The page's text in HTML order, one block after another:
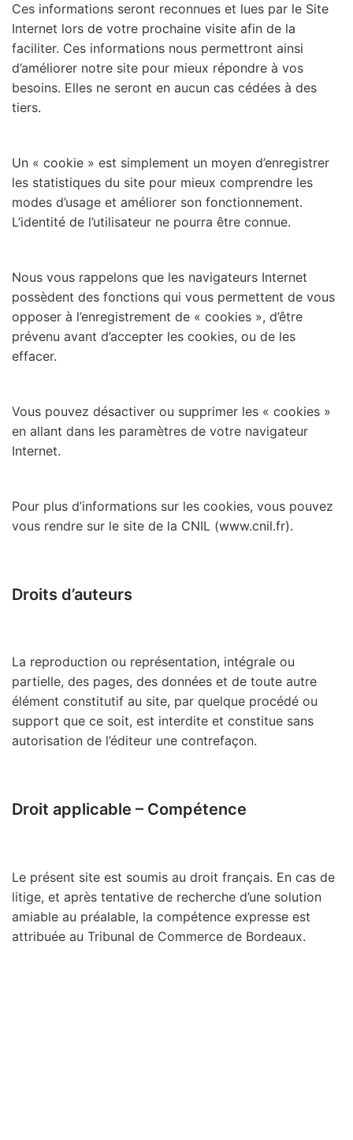
Ces informations seront reconnues et lues par le Site
Internet lors de votre prochaine visite afin de la
faciliter. Ces informations nous permettront ainsi
d’améliorer notre site pour mieux répondre à vos
besoins. Elles ne seront en aucun cas cédées à des
tiers.
Un « cookie » est simplement un moyen d’enregistrer
les statistiques du site pour mieux comprendre les
modes d’usage et améliorer son fonctionnement.
L’identité de l’utilisateur ne pourra être connue.
Nous vous rappelons que les navigateurs Internet
possèdent des fonctions qui vous permettent de vous
opposer à l’enregistrement de « cookies », d’être
prévenu avant d’accepter les cookies, ou de les
effacer.
Vous pouvez désactiver ou supprimer les « cookies »
en allant dans les paramètres de votre navigateur
Internet.
Pour plus d’informations sur les cookies, vous pouvez
vous rendre sur le site de la CNIL (www.cnil.fr).
Droits d’auteurs
La reproduction ou représentation, intégrale ou
partielle, des pages, des données et de toute autre
élément constitutif au site, par quelque procédé ou
support que ce soit, est interdite et constitue sans
autorisation de l’éditeur une contrefaçon.
Droit applicable – Compétence
Le présent site est soumis au droit français. En cas de
litige, et après tentative de recherche d’une solution
amiable au préalable, la compétence expresse est
attribuée au Tribunal de Commerce de Bordeaux.